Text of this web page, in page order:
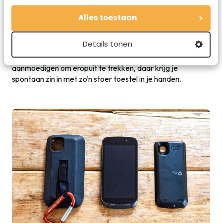
Alles toestaan
Details tonen
complete behuizing, dus met de extra batterij, de
beschermhoes en de karabijnhaak is het geen toestel voor
dagelijks gebruik voor mensen met een kantoorbaan.
Maar daar is ‘ie ook helemaal niet voor gemaakt. Wat de
Land Rover Explore in ieder geval ook doet, is je
aanmoedigen om eropuit te trekken, daar krijg je
spontaan zin in met zo’n stoer toestel in je handen.